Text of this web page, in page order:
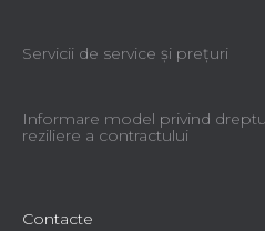
Servicii de service şi preţuri
Informare model privind
reziliere a contractului
Contacte